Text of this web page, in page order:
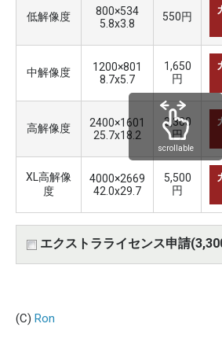
低解像度
800×534
5.8x3.8
550円
中解像度
1200×801
8.7x5.7
1,650
円
高解像度
2400×1601
25.7x18.2
3,300
円
XL高解像
度
4000×2669
42.0x29.7
5,500
円
エクストラライセンス申請
scrollable
(C) Ron